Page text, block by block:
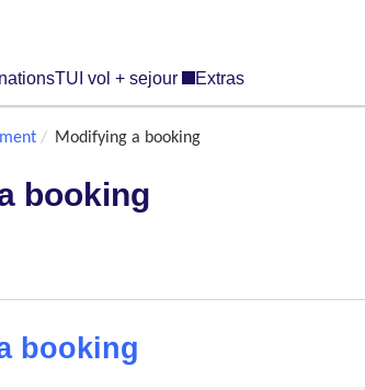
TUI vol + sejour Extras
Modifying a booking
booking
booking